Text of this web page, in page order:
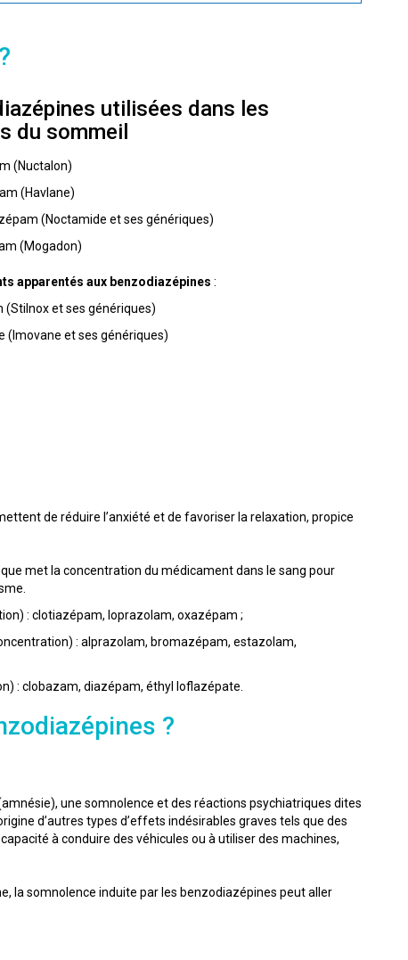
utilisées dans les
du sommeil
(Nuctalon)
(Havlane)
(Noctamide et ses génériques)
(Mogadon)
apparentés aux benzodiazépines :
(Stilnox et ses génériques)
(Imovane et ses génériques)
de réduire l’anxiété et de favoriser la relaxation, propice
met la concentration du médicament dans le sang pour
: clotiazépam, loprazolam, oxazépam ;
: alprazolam, bromazépam, estazolam,
: clobazam, diazépam, éthyl loflazépate.
?
une somnolence et des réactions psychiatriques dites
d’autres types d’effets indésirables graves tels que des
à conduire des véhicules ou à utiliser des machines,
la somnolence induite par les benzodiazépines peut aller